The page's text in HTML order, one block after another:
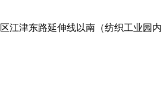
江津东路延伸线以南（纺织工业园内